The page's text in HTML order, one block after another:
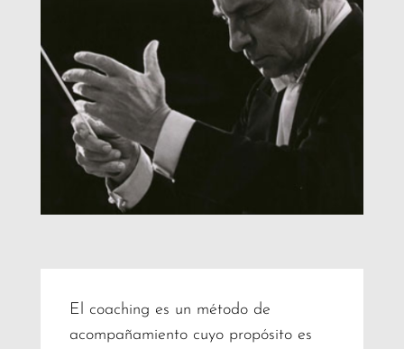
El coaching es un método de
acompañamiento cuyo propósito es